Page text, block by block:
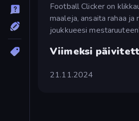
Football Clicker on
maaleja, ansaita rahaa
joukkueesi
Viimeksi
21.11.2024